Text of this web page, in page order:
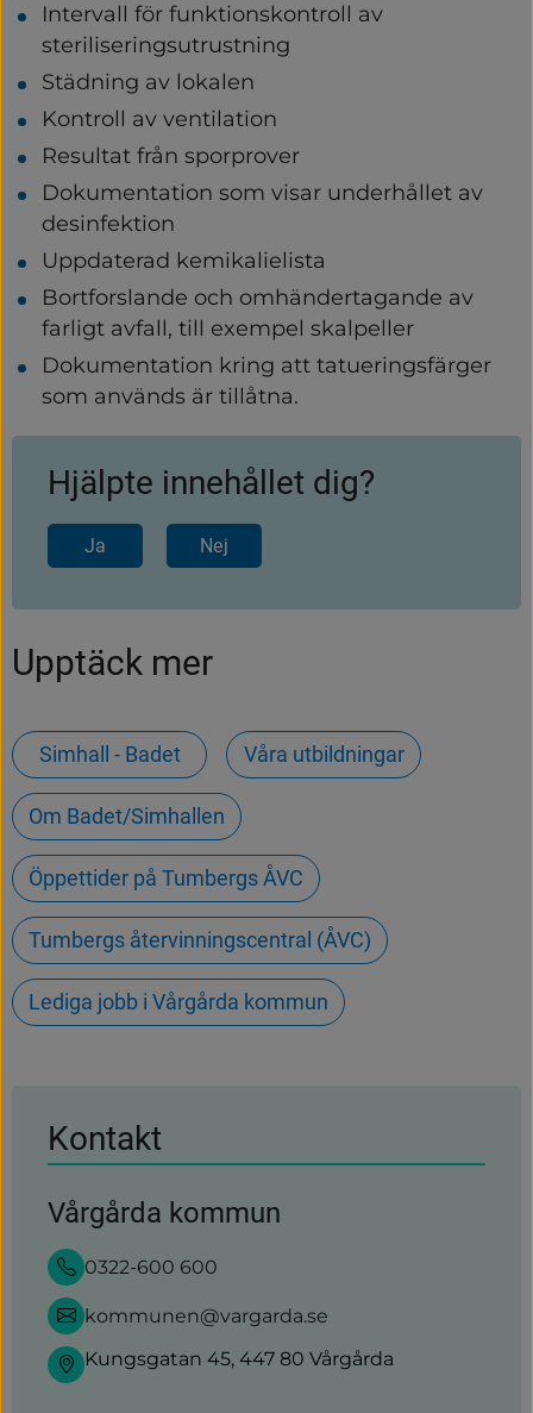
Intervall för funktionskontroll av
steriliseringsutrustning
Städning av lokalen
Kontroll av ventilation
Resultat från sporprover
Dokumentation som visar underhållet av
desinfektion
Uppdaterad kemikalielista
Bortforslande och omhändertagande av
farligt avfall, till exempel skalpeller
Dokumentation kring att tatueringsfärger
som används är tillåtna.
Hjälpte innehållet dig?
Ja Nej
Upptäck mer
Simhall - Badet Våra utbildningar
Om Badet/Simhallen
Öppettider på Tumbergs ÅVC
Tumbergs återvinningscentral (ÅVC)
Lediga jobb i Vårgårda kommun
Kontakt
Vårgårda kommun
0322-600 600
kommunen@vargarda.se
Kungsgatan 45, 447 80 Vårgårda